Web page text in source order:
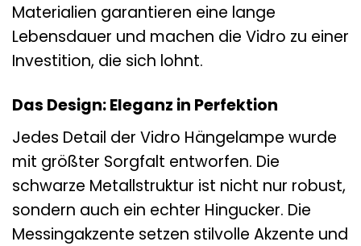
Materialien garantieren eine lange
Lebensdauer und machen die Vidro zu einer
Investition, die sich lohnt.
Das Design: Eleganz in Perfektion
Jedes Detail der Vidro Hängelampe wurde
mit größter Sorgfalt entworfen. Die
schwarze Metallstruktur ist nicht nur robust,
sondern auch ein echter Hingucker. Die
Messingakzente setzen stilvolle Akzente und